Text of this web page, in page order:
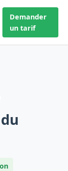
Demander
un tarif